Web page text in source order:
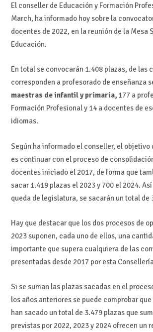
El conseller de Educación y Formación
March, ha informado hoy sobre la
docentes de 2022, en la reunión de la Mesa
Educación.
En total se convocarán 1.408 plazas, de las
corresponden a profesorado de enseñanza
maestras de infantil y primaria,177 a
Formación Profesional y 14 a docentes de
idiomas.
Según ha informado el conseller, el objetivo
es continuar con el proceso de
docentes iniciado el 2017, de forma que
sacar 1.419 plazas el 2023 y 700 el 2024.
queda de legislatura, se sacarán un total de
Hay que destacar que los dos procesos de
2023 suponen, cada uno de ellos, una
importante que supera cualquiera de las
presentadas desde 2017 por esta
Si se suman las plazas sacadas en el
los años anteriores se puede comprobar que
han sacado un total de 3.479 plazas que
previstas por 2022, 2023 y 2024 ofrecen un